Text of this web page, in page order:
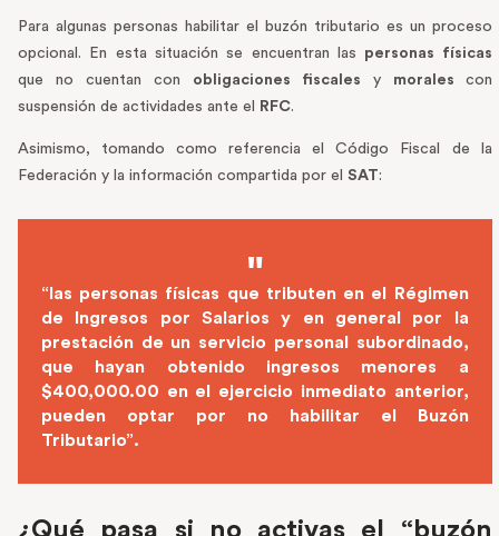
Para algunas personas habilitar el buzón tributario es un proceso
opcional. En esta situación se encuentran las personas físicas
que no cuentan con obligaciones fiscales y morales con
suspensión de actividades ante el
RFC.
Asimismo, tomando como referencia el Código Fiscal de la
Federación y la información compartida por el SAT:
“las personas físicas que tributen en el Régimen
de Ingresos por Salarios y en general por la
prestación de un servicio personal subordinado,
que hayan obtenido ingresos menores a
$400,000.00 en el ejercicio inmediato anterior,
pueden optar por no habilitar el Buzón
Tributario”.
¿Qué pasa si no activas el “buzón